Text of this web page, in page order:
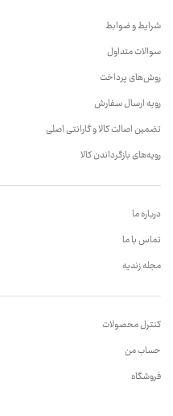
شرایط و ضوابط
سوالات متداول
روش‌های پرداخت
رویه ارسال سفارش
تضمین اصالت کالا و گارانتی اصلی
رویه‌های بازگرداندن کالا
درباره ما
تماس با ما
مجله زندیه
کنترل محصولات
حساب من
فروشگاه